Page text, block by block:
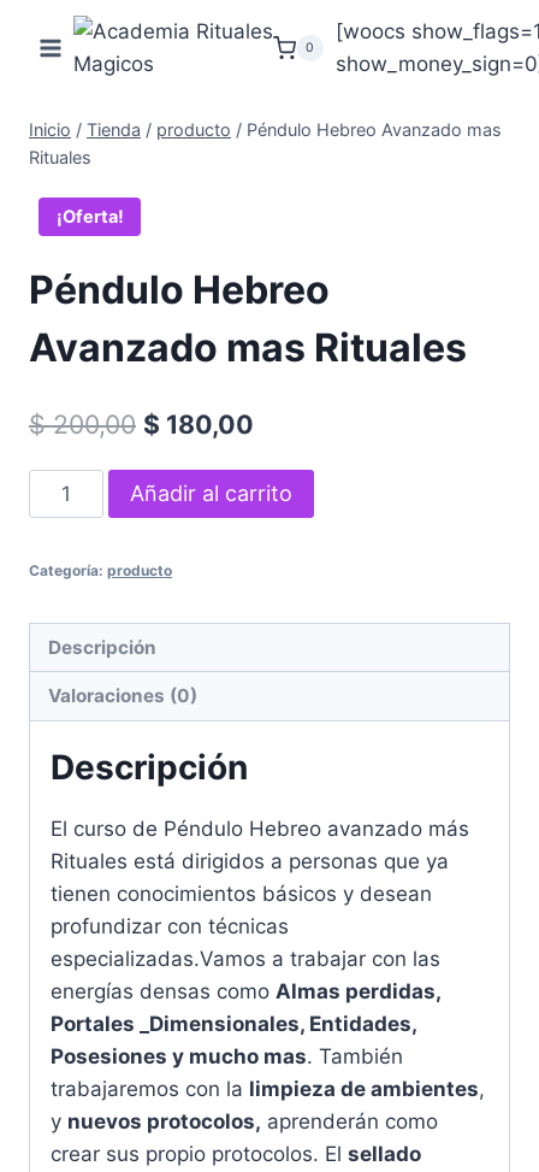
0
[woocs
Inicio / Tienda / producto / Péndulo Hebreo Avanzado mas
Rituales
¡Oferta!
Péndulo Hebreo
Avanzado mas Rituales
$200,00 El
precio
original
$ 200,00.
$ 180,00
precio
actual
Péndulo
Hebreo
mas
cantidad
Añadir al carrito
Categoría: producto
Descripción
Valoraciones (0)
Descripción
El curso de Péndulo Hebreo avanzado más
Rituales está dirigidos a personas que ya
tienen conocimientos básicos y desean
profundizar con técnicas
especializadas.Vamos a trabajar con las
energías densas como Almas perdidas,
Portales _Dimensionales, Entidades,
Posesiones y mucho mas. También
trabajaremos con la limpieza de ambientes,
y nuevos protocolos, aprenderán como
crear sus propio protocolos. El sellado